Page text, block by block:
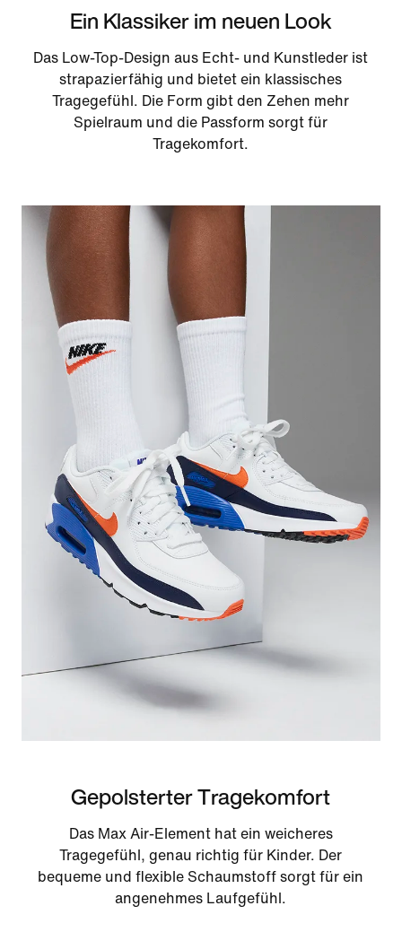
Ein Klassiker im neuen Look
Das Low-Top-Design aus Echt- und Kunstleder ist
strapazierfähig und bietet ein klassisches
Tragegefühl. Die Form gibt den Zehen mehr
Spielraum und die Passform sorgt für
Tragekomfort.
Gepolsterter Tragekomfort
Das Max Air-Element hat ein weicheres
Tragegefühl, genau richtig für Kinder. Der
bequeme und flexible Schaumstoff sorgt für ein
angenehmes Laufgefühl.